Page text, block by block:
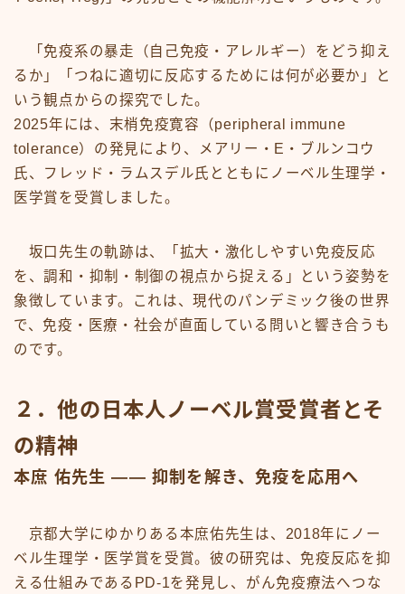
「免疫系の暴走（自己免疫・アレルギー）をどう抑え
るか」「つねに適切に反応するためには何が必要か」と
いう観点からの探究でした。
2025年には、末梢免疫寛容（peripheral immune
tolerance）の発見により、メアリー・E・ブルンコウ
氏、フレッド・ラムスデル氏とともにノーベル生理学・
医学賞を受賞しました。
坂口先生の軌跡は、「拡大・激化しやすい免疫反応
を、調和・抑制・制御の視点から捉える」という姿勢を
象徴しています。これは、現代のパンデミック後の世界
で、免疫・医療・社会が直面している問いと響き合うも
のです。
２．他の日本人ノーベル賞受賞者とそ
の精神
本庶 佑先生 —— 抑制を解き、免疫を応用へ
京都大学にゆかりある本庶佑先生は、2018年にノー
ベル生理学・医学賞を受賞。彼の研究は、免疫反応を抑
える仕組みであるPD-1を発見し、がん免疫療法へつな